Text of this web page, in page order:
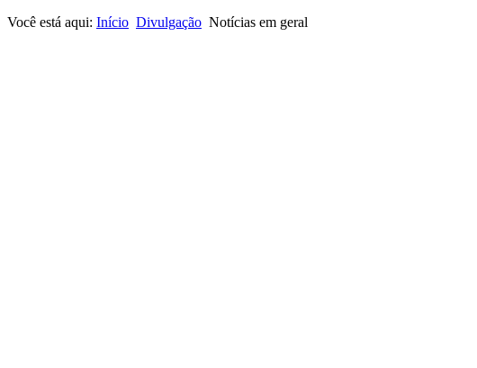
Você está aqui: Início Divulgação Notícias em geral